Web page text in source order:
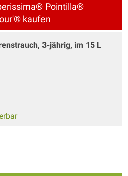
Pointilla®
kaufen
3-jährig, im 15 L